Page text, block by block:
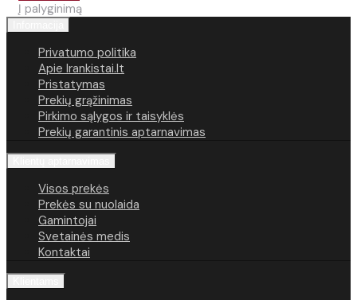
Į palyginimą
Privatumo politika
Apie Irankistai.lt
Pristatymas
Prekių grąžinimas
Pirkimo sąlygos ir taisyklės
Prekių garantinis aptarnavimas
Visos prekės
Prekės su nuolaida
Gamintojai
Svetainės medis
Kontaktai